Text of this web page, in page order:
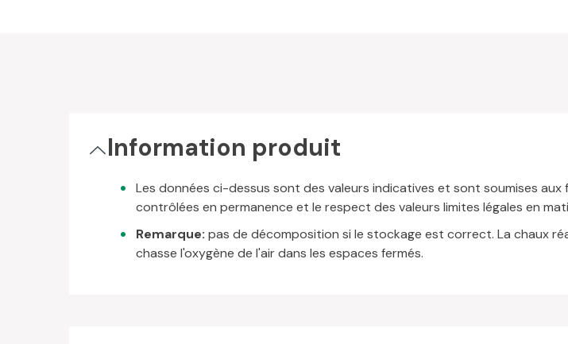
Information produit
Les données ci-dessus sont des valeurs indicatives et sont soumises
contrôlées en permanence et le respect des valeurs limites légales en
Remarque: pas de décomposition si le stockage est correct. La chaux
chasse l'oxygène de l'air dans les espaces fermés.